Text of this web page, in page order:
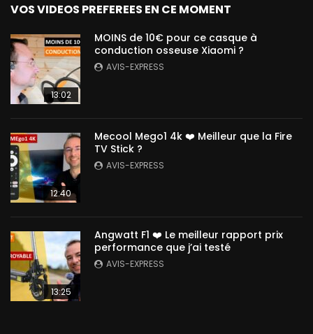
VOS VIDEOS PREFEREES EN CE MOMENT
13:02
MOINS de 10€ pour ce casque à
conduction osseuse Xiaomi ?
AVIS-EXPRESS
12:40
Mecool Mego1 4k ❤️ Meilleur que la Fire
TV Stick ?
AVIS-EXPRESS
13:25
Angwatt F1 ❤️ Le meilleur rapport prix
performance que j’ai testé
AVIS-EXPRESS